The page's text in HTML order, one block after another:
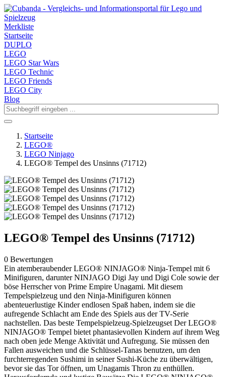
Merkliste
Startseite
DUPLO
LEGO
LEGO Star Wars
LEGO Technic
LEGO Friends
LEGO City
Blog
Startseite
LEGO®
LEGO Ninjago
LEGO® Tempel des Unsinns (71712)
LEGO® Tempel des Unsinns (71712)
0 Bewertungen
Ein atemberaubender LEGO® NINJAGO® Ninja-Tempel mit 6
Minifiguren, darunter NINJAGO Digi Jay und Digi Cole sowie der
böse Herrscher von Prime Empire Unagami. Mit diesem
Tempelspielzeug und den Ninja-Minifiguren können
abenteuerlustige Kinder endlosen Spaß haben, indem sie die
aufregende Schlacht am Ende des Spiels aus der TV-Serie
nachstellen. Das beste Tempelspielzeug-Spielzeugset Der LEGO®
NINJAGO® Tempel bietet phantasievollen Kindern auf ihrem Weg
nach oben jede Menge Aktivität und Aufregung. Sie müssen den
Fallen ausweichen und die Schlüssel-Tanas benutzen, um den
furchterregenden Sushimi in seiner Sushi-Küche zu überwältigen,
bevor sie das Tor öffnen, um Unagamis Thron zu enthüllen.